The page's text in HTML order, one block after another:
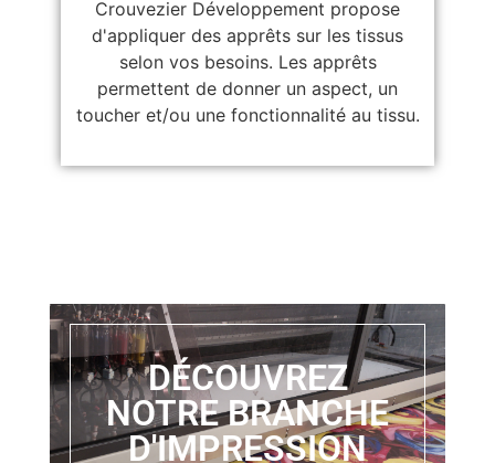
Crouvezier Développement propose
d'appliquer des apprêts sur les tissus
selon vos besoins. Les apprêts
permettent de donner un aspect, un
toucher et/ou une fonctionnalité au tissu.
DÉCOUVREZ
NOTRE BRANCHE
D'IMPRESSION